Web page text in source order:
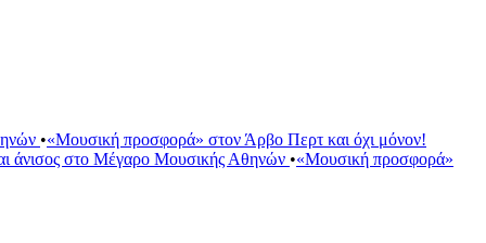
•«Μουσική προσφορά» στον Άρβο Περτ και όχι μόνον!
άνισος στο Μέγαρο Μουσικής Αθηνών •«Μουσική προσφορά»